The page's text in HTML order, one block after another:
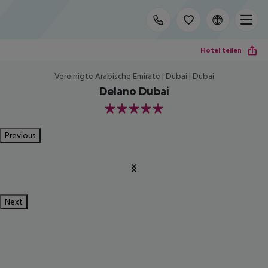
Hotel teilen
Vereinigte Arabische Emirate | Dubai | Dubai
Delano Dubai
5
Previous
Next